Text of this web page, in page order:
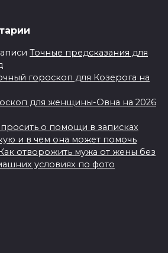
Точные предсказания для
гороскоп для Козерога на
для женщины-Овна на 2026
просить о помощи в записках
и в чем она может помочь
Как отворожить мужа от жены без
условиях по фото